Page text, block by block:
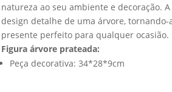
natureza ao seu ambiente e decoração.
design detalhe de uma árvore,
presente perfeito para qualquer ocasião.
Figura árvore prateada:
Peça decorativa: 34*28*9cm